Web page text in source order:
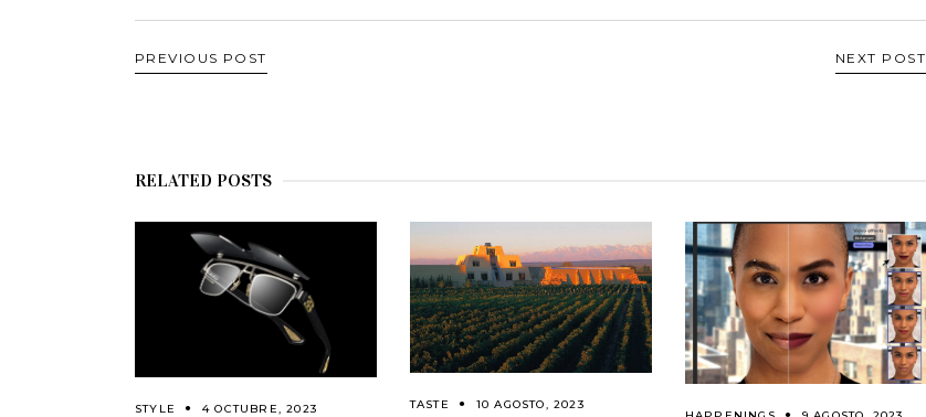
PREVIOUS POST NEXT POST
RELATED POSTS
STYLE 4 OCTUBRE, 2023 TASTE 10 AGOSTO, 2023